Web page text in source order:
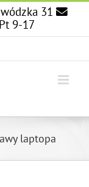
31
9-17
laptopa